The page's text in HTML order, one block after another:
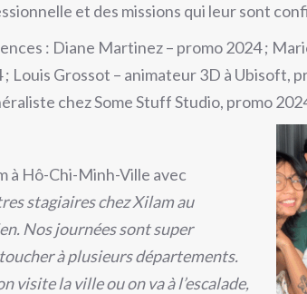
et des missions qui leur sont
: Diane Martinez – promo 2024 ;
Grossot – animateur 3D à Ubisoft,
chez Some Stuff Studio, promo
à Hô-Chi-Minh-Ville avec
stagiaires chez Xilam au
Nos journées sont super
à plusieurs départements.
visite la ville ou on va à l’escalade,